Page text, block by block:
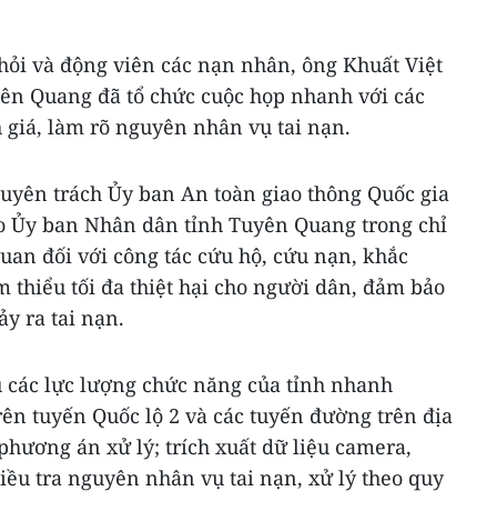
và động viên các nạn nhân, ông Khuất Việt
Quang đã tổ chức cuộc họp nhanh với các
làm rõ nguyên nhân vụ tai nạn.
trách Ủy ban An toàn giao thông Quốc gia
Ủy ban Nhân dân tỉnh Tuyên Quang trong chỉ
đối với công tác cứu hộ, cứu nạn, khắc
thiểu tối đa thiệt hại cho người dân, đảm bảo
ra tai nạn.
các lực lượng chức năng của tỉnh nhanh
tuyến Quốc lộ 2 và các tuyến đường trên địa
án xử lý; trích xuất dữ liệu camera,
tra nguyên nhân vụ tai nạn, xử lý theo quy